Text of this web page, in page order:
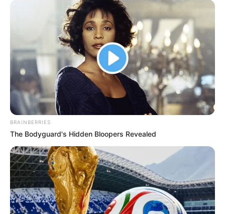
BRAINBERRIES
The Bodyguard's Hidden Bloopers Revealed